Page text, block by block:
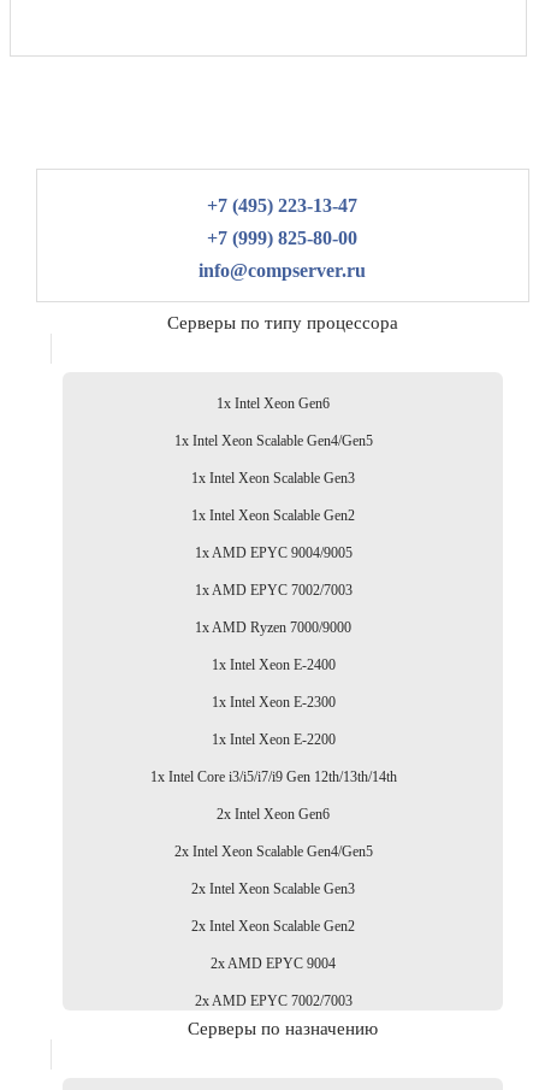
+7 (495) 223-13-47
+7 (999) 825-80-00
info@compserver.ru
Серверы по типу процессора
1x Intel Xeon Gen6
1x Intel Xeon Scalable Gen4/Gen5
1x Intel Xeon Scalable Gen3
1x Intel Xeon Scalable Gen2
1x AMD EPYC 9004/9005
1x AMD EPYC 7002/7003
1x AMD Ryzen 7000/9000
1x Intel Xeon E-2400
1x Intel Xeon E-2300
1x Intel Xeon E-2200
1x Intel Core i3/i5/i7/i9 Gen 12th/13th/14th
2x Intel Xeon Gen6
2x Intel Xeon Scalable Gen4/Gen5
2x Intel Xeon Scalable Gen3
2x Intel Xeon Scalable Gen2
2x AMD EPYC 9004
2x AMD EPYC 7002/7003
Серверы по назначению